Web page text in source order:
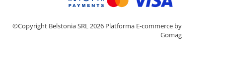
©Copyright Belstonia SRL 2026 Platforma E-commerce by
Gomag